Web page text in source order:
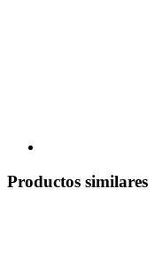
Productos similares